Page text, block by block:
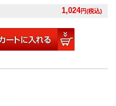
1,024円(税込)